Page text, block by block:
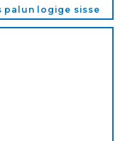
palun logige sisse